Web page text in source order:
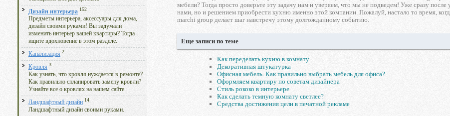
Дизайн интерьера 152
Предметы интерьера, аксессуары для дома,
дизайн своими руками! Вы задумали
изменить интерьер вашей квартиры? Тогда
ищите вдохновение в этом разделе.
Канализация 2
Кровля 3
Как узнать, что кровля нуждается в ремонте?
Как правильно спланировать замену кровли?
Узнайте все о кровлях на нашем сайте.
Ландшафтный дизайн 14
Ландшафтный дизайн своими руками.
мебели? Тогда просто доверьте эту задачу нам и уверяем, что мы не подведем! Уже сразу
нами, но и решением приобрести кухню именно этой компании. Пожалуй, настало то время,
marchi group делает шаг навстречу этому долгожданному событию.
Еще записи по теме
Как переделать кухню в комнату
Декоративная штукатурка
Офисная мебель. Как правильно выбрать мебель для офиса?
Оформляем квартиру по советам дизайнера
Стиль рококо в интерьере
Как сделать темную комнату светлее?
Средства достижения цели в печатной рекламе